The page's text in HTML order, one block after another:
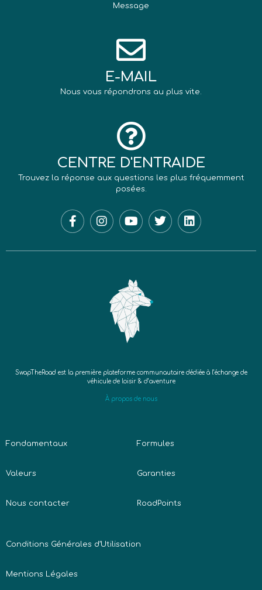
Message
E-MAIL
Nous vous répondrons au plus vite.
CENTRE D'ENTRAIDE
Trouvez la réponse aux questions les plus fréquemment
posées.
SwapTheRoad est la première plateforme communautaire dédiée à l’échange de
véhicule de loisir & d’aventure
À propos de nous
Fondamentaux
Valeurs
Nous contacter
Formules
Garanties
RoadPoints
Conditions Générales d’Utilisation
Mentions Légales